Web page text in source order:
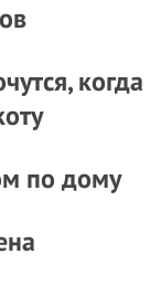
когда
по дому